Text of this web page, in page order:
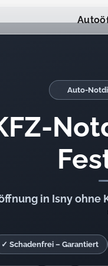
Auto-
in Isny ohne
✓ Schadenfrei – Garantiert